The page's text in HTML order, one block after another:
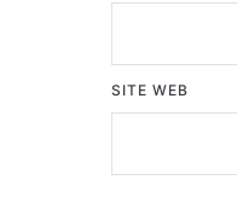
SITE WEB